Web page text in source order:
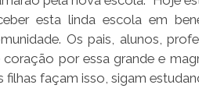
esta linda escola em
Os pais, alunos,
coração por essa grande e
façam isso, sigam